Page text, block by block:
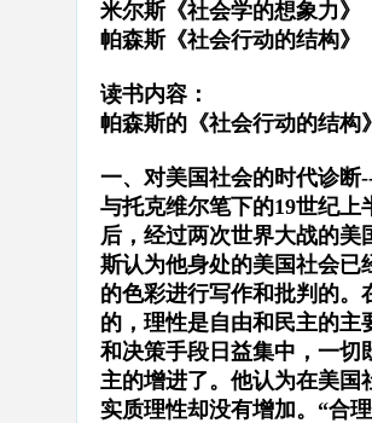
米尔斯《社会学的想象力》
帕森斯《社会行动的结构》
读书内容：
帕森斯的《社会行动的结构
一、对美国社会的时代诊断
与托克维尔笔下的19世纪上
后，经过两次世界大战的
斯认为他身处的美国社会已
的色彩进行写作和批判的。
的，理性是自由和民主的主
和决策手段日益集中，一切
主的增进了。他认为在美国
实质理性却没有增加。“合